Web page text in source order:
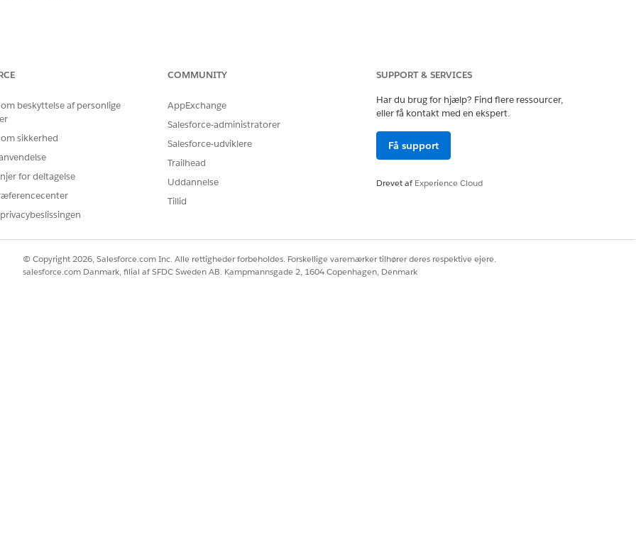
Edition med Agentforce IT Service.
får hjælp på, bedre med disse nøglefunktioner.
Erstat ad hoc-kommunikation med strukturerede, revisible arbejdsflows for at sikre ensartet og
at indsende anmodninger på naturligt sprog via samtaler med Agentforce gennem Slack, Teams
anmodninger med lav risiko, der kan gentages, f.eks. nulstilling af adgangskoder eller godkendt
forskellige datamodeller til serviceanmodninger og hændelser. Ved at adskille rutinemæssige
for it-tjenester
IT Service, der hjælper med at administrere serviceanmodninger for dine medarbejdere.
beskyttelse af personlige
sikkerhed
for deltagelse
COMMUNITY
AppExchange
Salesforce-administratorer
Salesforce-udviklere
Trailhead
Uddannelse
Tillid
SUPPORT & SERVICES
Har du brug for hjælp? Find flere ressourcer,
eller få kontakt med en ekspert.
Få support
Drevet afExperience Cloud
© Copyright 2026, Salesforce.com Inc. Alle rettigheder forbeholdes. Forskellige varemærker tilhører deres respektive ejere.
salesforce.com Danmark, filial af SFDC Sweden AB. Kampmannsgade 2, 1604 Copenhagen, Denmark